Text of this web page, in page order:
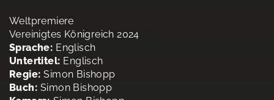
Weltpremiere
Vereinigtes Königreich 2024
Sprache: Englisch
Untertitel: Englisch
Regie: Simon Bishopp
Buch: Simon Bishopp